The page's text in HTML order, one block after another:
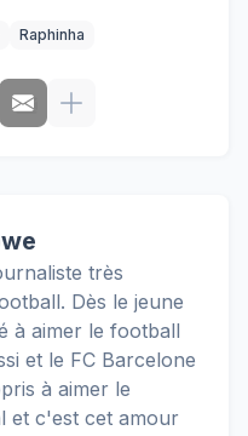
Raphinha
très
Dès le jeune
à aimer le football
et le FC Barcelone
à aimer le
et c'est cet amour